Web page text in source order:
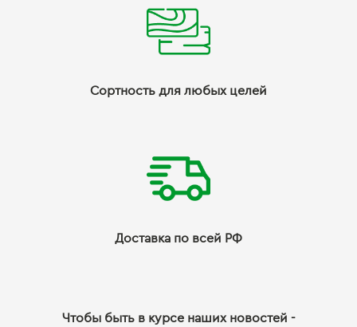
Сортность для любых целей
Доставка по всей РФ
Чтобы быть в курсе наших новостей -